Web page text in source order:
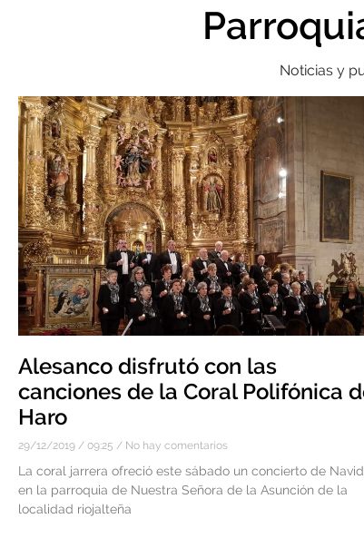
Noticias y
Alesanco disfrutó con las
canciones de la Coral Polifónica
Haro
29/12/2019 09:25 No hay comentarios
La coral jarrera ofreció este sábado un concierto de
en la parroquia de Nuestra Señora de la Asunción de la
localidad riojalteña